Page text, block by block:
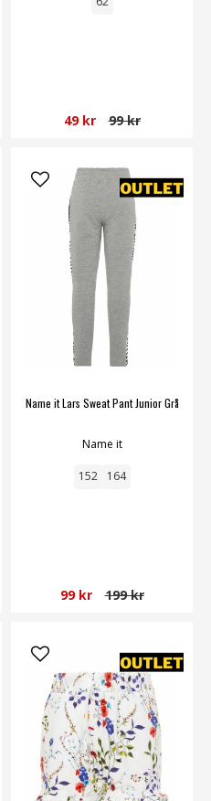
49 kr 99 kr
Name it Lars Sweat Pant Junior Grå
Name it
152 164
99 kr 199 kr